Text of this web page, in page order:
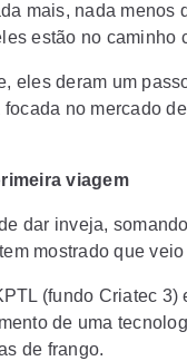
mais, nada menos
estão no caminho
eles deram um
no mercado
viagem
dar inveja,
mostrado que
(fundo Criatec 3)
de uma
de frango.